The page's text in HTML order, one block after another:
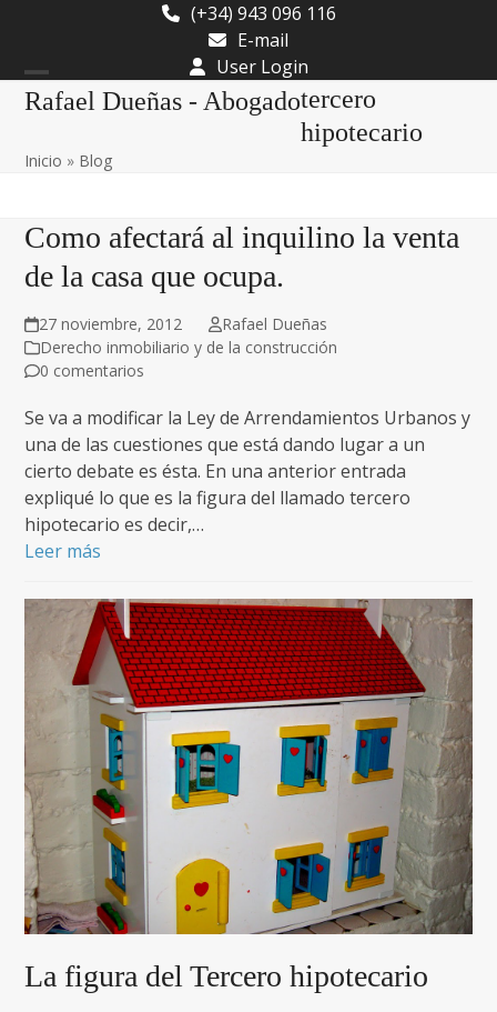
content
(+34) 943 096 116
E-mail
User Login
Rafael Dueñas - Abogado
Open
menu
Close
menu
tercero
hipotecario
Inicio » Blog
Como afectará al inquilino la venta
de la casa que ocupa.
27 noviembre, 2012
Rafael Dueñas
Derecho inmobiliario y de la construcción
0 comentarios
Se va a modificar la Ley de Arrendamientos Urbanos y
una de las cuestiones que está dando lugar a un
cierto debate es ésta. En una anterior entrada
expliqué lo que es la figura del llamado tercero
hipotecario es decir,…
Leer más
La figura del Tercero hipotecario